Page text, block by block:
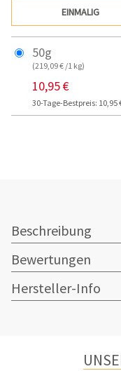
EINMALIG
50g
(219,09 € /1 kg)
10,95 €
30-Tage-Bestpreis: 10,95
Beschreibung
Bewertungen
Hersteller-Info